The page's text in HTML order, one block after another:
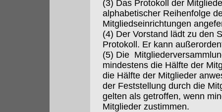
(3) Das Protokoll der
alphabetischer Reihenfolge
Mitgliedseinrichtungen
(4) Der Vorstand lädt zu den
Protokoll. Er kann
(5) Die
mindestens die Hälfte der
die Hälfte der Mitglieder
der Feststellung durch die
gelten als getroffen, wenn
Mitglieder zustimmen.